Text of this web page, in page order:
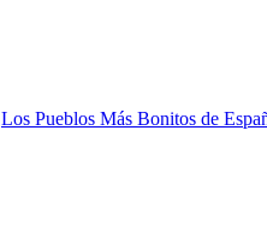
Los Pueblos Más Bonitos de